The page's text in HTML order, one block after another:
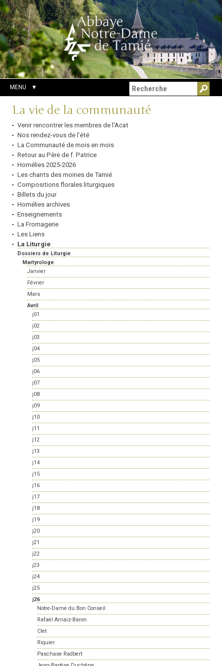
Aller
au
contenu.
|
Aller
à
la
navigation
Outils
personnels
Chercher par
Recherche
avancée…
MENU
Navigation
La vie de la communauté
Venir rencontrer les membres de l'Acat
Nos rendez-vous de l'été
La Communauté de mois en mois
Retour au Père de f. Patrice
Homélies 2025-2026
Les chants des moines de Tamié
Compositions florales liturgiques
Billets du jour
Homélies archives
Enseignements
La Fromagerie
Les Liens
La Liturgie
Dossiers de Liturgie
Martyrologe
Janvier
Février
Mars
Avril
j01
j02
j03
j04
j05
j06
j07
j08
j09
j10
j11
j12
j13
j14
j15
j16
j17
j18
j19
j20
j21
j22
j23
j24
j25
j26
Notre-Dame du Bon Conseil
Rafaël Arnaiz-Baron
Clet
Riquier
Paschase Radbert